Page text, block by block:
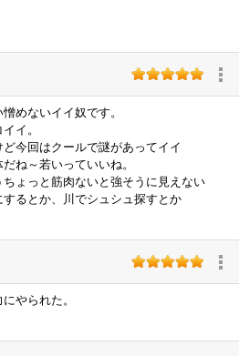
めないイイ奴です。
イ。
今回はクールで謎があってイイ
ね～若いっていいね。
ょっと筋肉ないと強そうに見えない
るとか、川でシュシュ探すとか
やられた。